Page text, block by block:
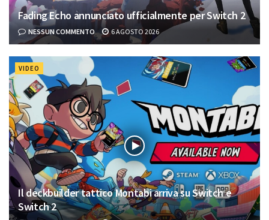
Fading Echo annunciato ufficialmente per Switch 2
NESSUN COMMENTO 6 AGOSTO 2026
VIDEO
Il deckbuilder tattico Montabi arriva su Switch e
Switch 2